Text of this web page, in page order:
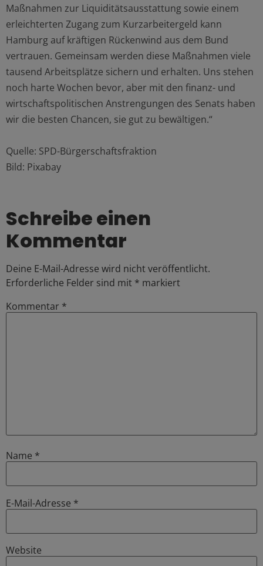
Maßnahmen zur Liquiditätsausstattung sowie einem
erleichterten Zugang zum Kurzarbeitergeld kann
Hamburg auf kräftigen Rückenwind aus dem Bund
vertrauen. Gemeinsam werden diese Maßnahmen viele
tausend Arbeitsplätze sichern und erhalten. Uns stehen
noch harte Wochen bevor, aber mit den finanz- und
wirtschaftspolitischen Anstrengungen des Senats haben
wir die besten Chancen, sie gut zu bewältigen.“
Quelle: SPD-Bürgerschaftsfraktion
Bild: Pixabay
Schreibe einen
Kommentar
Deine E-Mail-Adresse wird nicht veröffentlicht.
Erforderliche Felder sind mit * markiert
Kommentar *
Name *
E-Mail-Adresse *
Website